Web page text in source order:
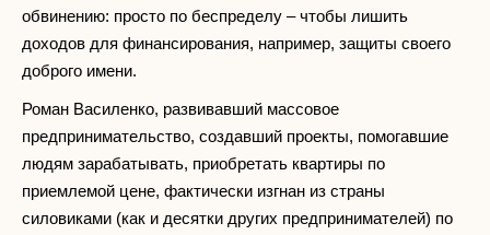
обвинению: просто по беспределу – чтобы лишить
доходов для финансирования, например, защиты своего
доброго имени.
Роман Василенко, развивавший массовое
предпринимательство, создавший проекты, помогавшие
людям зарабатывать, приобретать квартиры по
приемлемой цене, фактически изгнан из страны
силовиками (как и десятки других предпринимателей) по